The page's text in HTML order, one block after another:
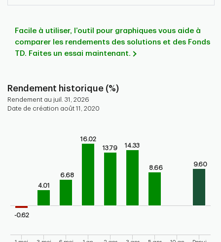
Facile à utiliser, l’outil pour graphiques vous aide à
comparer les rendements des solutions et des Fonds
TD. Faites un essai maintenant.
Rendement historique (%)
Rendement au juil. 31, 2026
Date de création août 11, 2020
Bar chart for historical performance of the fund
The chart has 1 Y axis displaying values. Range: -5 to 20.
-0.62
4.01
6.68
16.02
13.79
14.33
8.66
9.60